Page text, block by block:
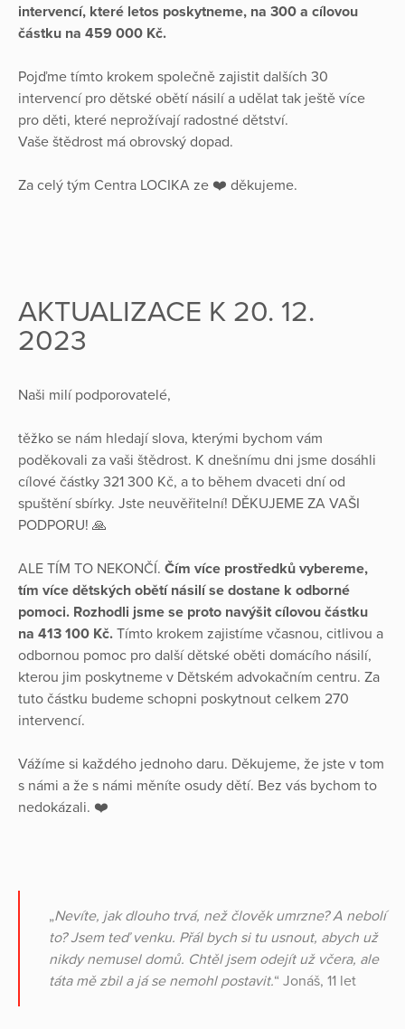
intervencí, které letos poskytneme, na 300 a cílovou
částku na 459 000 Kč.
Pojďme tímto krokem společně zajistit dalších 30
intervencí pro dětské obětí násilí a udělat tak ještě více
pro děti, které neprožívají radostné dětství.
Vaše štědrost má obrovský dopad.
Za celý tým Centra LOCIKA ze ❤️ děkujeme.
AKTUALIZACE K 20. 12.
2023
Naši milí podporovatelé,
těžko se nám hledají slova, kterými bychom vám
poděkovali za vaši štědrost. K dnešnímu dni jsme dosáhli
cílové částky 321 300 Kč, a to během dvaceti dní od
spuštění sbírky. Jste neuvěřitelní! DĚKUJEME ZA VAŠI
PODPORU! 🙏
ALE TÍM TO NEKONČÍ. Čím více prostředků vybereme,
tím více dětských obětí násilí se dostane k odborné
pomoci. Rozhodli jsme se proto navýšit cílovou částku
na 413 100 Kč. Tímto krokem zajistíme včasnou, citlivou a
odbornou pomoc pro další dětské oběti domácího násilí,
kterou jim poskytneme v Dětském advokačním centru. Za
tuto částku budeme schopni poskytnout celkem 270
intervencí.
Vážíme si každého jednoho daru. Děkujeme, že jste v tom
s námi a že s námi měníte osudy dětí. Bez vás bychom to
nedokázali. ❤️
„Nevíte, jak dlouho trvá, než člověk umrzne? A nebolí
to? Jsem teď venku. Přál bych si tu usnout, abych už
nikdy nemusel domů. Chtěl jsem odejít už včera, ale
táta mě zbil a já se nemohl postavit.“ Jonáš, 11 let